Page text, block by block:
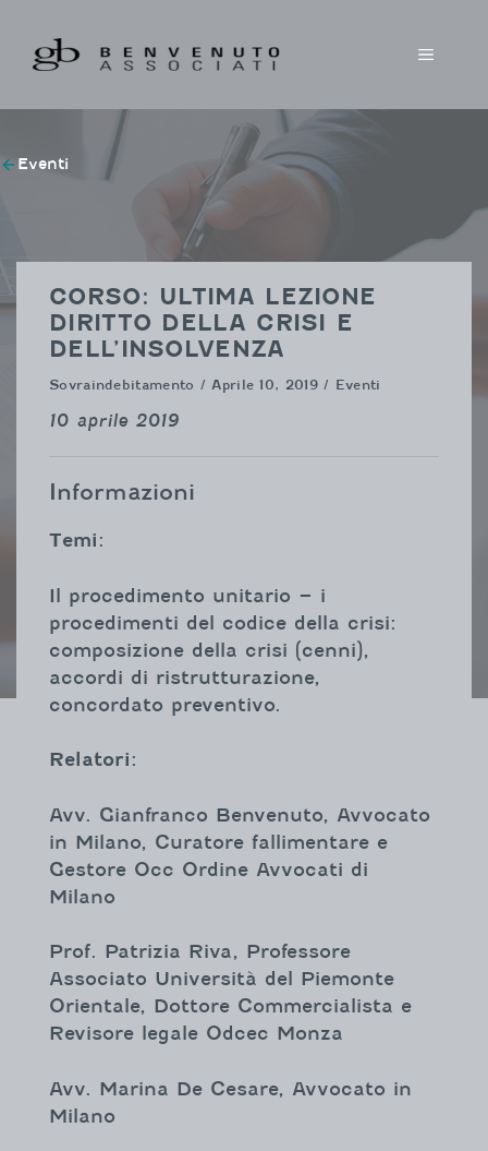
contenuto
MENU
Eventi
CORSO: ULTIMA LEZIONE
DIRITTO DELLA CRISI E
DELL’INSOLVENZA
Sovraindebitamento / Aprile 10, 2019 / Eventi
10 aprile 2019
Informazioni
Temi :
Il procedimento unitario – i
procedimenti del codice della crisi:
composizione della crisi (cenni),
accordi di ristrutturazione,
concordato preventivo.
Relatori:
Avv. Gianfranco Benvenuto, Avvocato
in Milano, Curatore fallimentare e
Gestore Occ Ordine Avvocati di
Milano
Prof. Patrizia Riva, Professore
Associato Università del Piemonte
Orientale, Dottore Commercialista e
Revisore legale Odcec Monza
Avv. Marina De Cesare, Avvocato in
Milano